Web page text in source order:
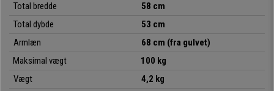
Særlig robust: 4 runde stålben
• Meget praktisk og anvendelig
Total bredde
58 cm
Total dybde
53 cm
Armlæn
68 cm (fra gulvet)
Maksimal vægt
100 kg
Vægt
4,2 kg